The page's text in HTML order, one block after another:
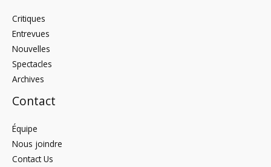
Critiques
Entrevues
Nouvelles
Spectacles
Archives
Contact
Équipe
Nous joindre
Contact Us